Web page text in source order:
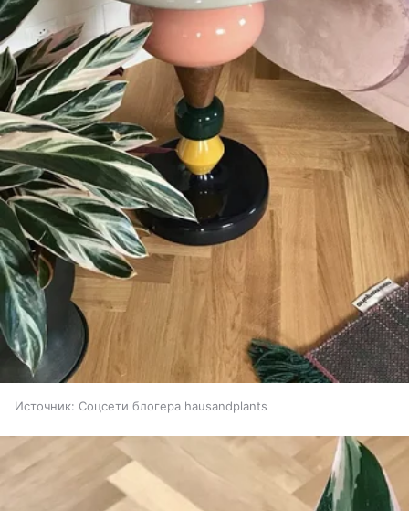
Источник: Соцсети блогера hausandplants